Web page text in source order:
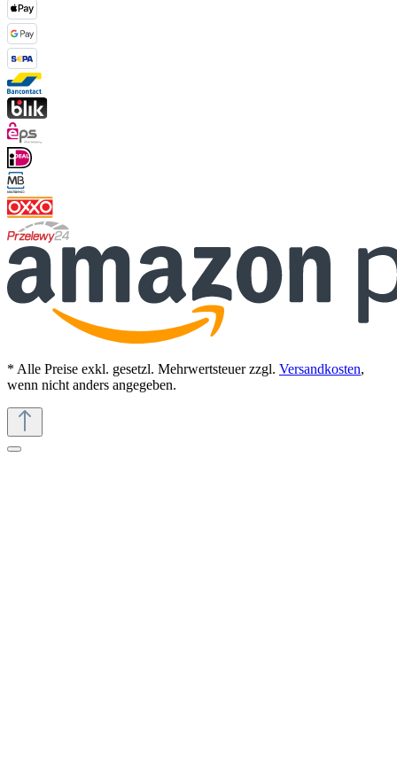
* Alle Preise exkl. gesetzl. Mehrwertsteuer zzgl. Versandkosten,
wenn nicht anders angegeben.